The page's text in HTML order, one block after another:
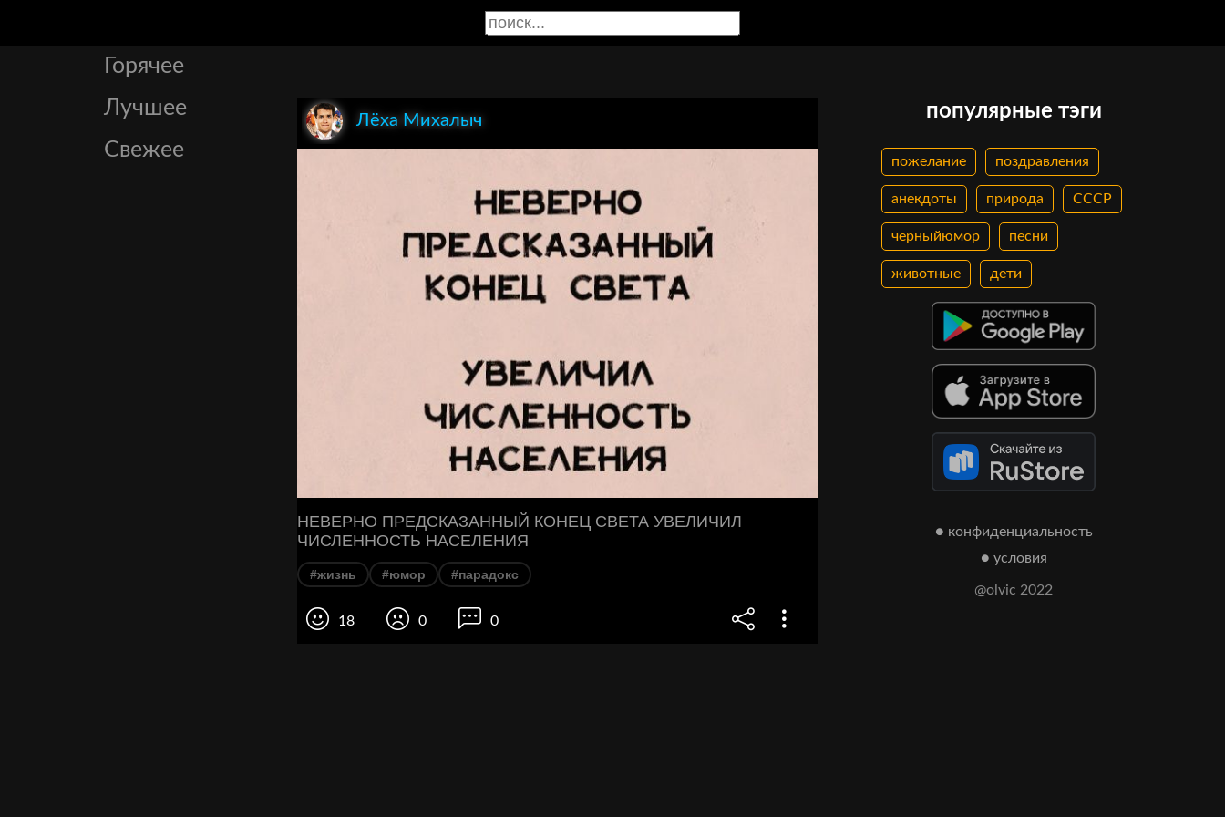
Горячее
Лучшее
Свежее
Лёха Михалыч
НЕВЕРНО ПРЕДСКАЗАННЫЙ КОНЕЦ СВЕТА УВЕЛИЧИЛ
ЧИСЛЕННОСТЬ НАСЕЛЕНИЯ
#жизнь #юмор #парадокс
18 0 0
популярные тэги
пожелание поздравления
анекдоты природа СССР
черныйюмор песни
животные дети
● конфиденциальность
● условия
@olvic 2022